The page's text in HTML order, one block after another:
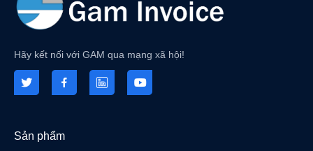
Hãy kết nối với GAM qua mạng xã hội!
Sản phẩm